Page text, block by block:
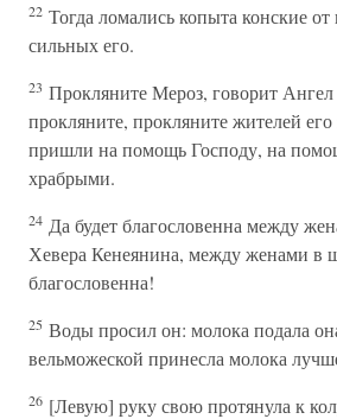
22 Тогда ломались копыта конские от
сильных его.
23 Прокляните Мероз, говорит Ангел
прокляните, прокляните жителей его
пришли на помощь Господу, на
храбрыми.
24 Да будет благословенна между
Хевера Кенеянина, между женами в
благословенна!
25 Воды просил он: молока подала
вельможеской принесла молока
26 [Левую] руку свою протянула к